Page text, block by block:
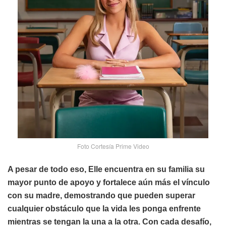
Foto Cortesía Prime Video
A pesar de todo eso, Elle encuentra en su familia su
mayor punto de apoyo y fortalece aún más el vínculo
con su madre, demostrando que pueden superar
cualquier obstáculo que la vida les ponga enfrente
mientras se tengan la una a la otra. Con cada desafío,